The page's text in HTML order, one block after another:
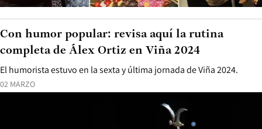
02 MARZO
El humorista estuvo en la sexta y última jornada de Viña 2024.
Con humor popular: revisa aquí la rutina
completa de Álex Ortiz en Viña 2024